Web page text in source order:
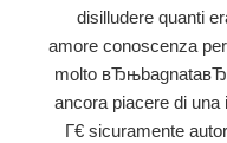
disilludere quanti
amore conoscenza
molto
ancora piacere di
Г€ sicuramente